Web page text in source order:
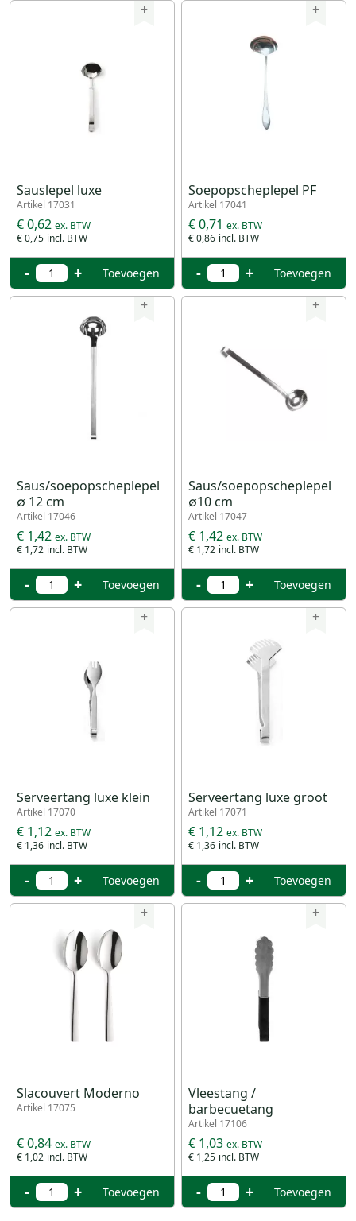
+
Sauslepel luxe
Artikel 17031
€ 0,75
€ 0,62
- + Toevoegen
+
Soepopscheplepel PF
Artikel 17041
€ 0,86
€ 0,71
- + Toevoegen
+
Saus/soepopscheplepel
∅ 12 cm
Artikel 17046
€ 1,72
€ 1,42
- + Toevoegen
+
Saus/soepopscheplepel
∅10 cm
Artikel 17047
€ 1,72
€ 1,42
- + Toevoegen
+
Serveertang luxe klein
Artikel 17070
€ 1,36
€ 1,12
- + Toevoegen
+
Serveertang luxe groot
Artikel 17071
€ 1,36
€ 1,12
- + Toevoegen
+
Slacouvert Moderno
Artikel 17075
€ 1,02
€ 0,84
- + Toevoegen
+
Vleestang /
barbecuetang
Artikel 17106
€ 1,25
€ 1,03
- + Toevoegen